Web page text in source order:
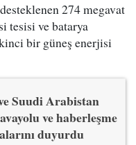
274 megavat
tesisi ve batarya
bir güneş enerjisi
Suudi Arabistan
ve haberleşme
duyurdu